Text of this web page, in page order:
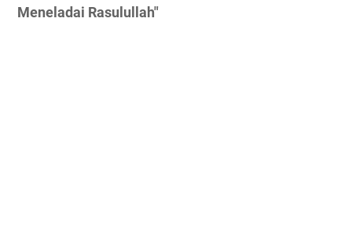
Meneladai Rasulullah"